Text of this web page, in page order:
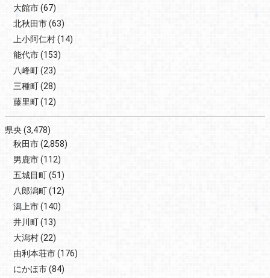
大館市(67)
北秋田市(63)
上小阿仁村(14)
能代市(153)
八峰町(23)
三種町(28)
藤里町(12)
県央 (3,478)
秋田市(2,858)
男鹿市(112)
五城目町(51)
八郎潟町(12)
潟上市(140)
井川町(13)
大潟村(22)
由利本荘市(176)
にかほ市(84)